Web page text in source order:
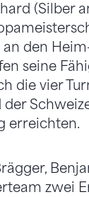
(Silber
den
seine
die vier
erreichten.
zwei